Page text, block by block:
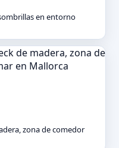
en entorno
zona de comedor